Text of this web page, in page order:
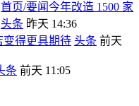
首页/要闻今年改造 1500 家
头条 昨天 14:36
变得更具期待 头条 前天
条 前天 11:05